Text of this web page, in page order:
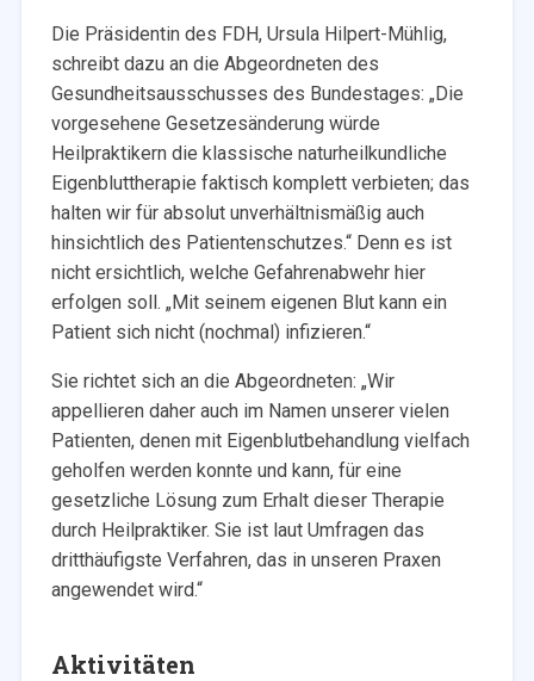
Die Präsidentin des FDH, Ursula Hilpert-Mühlig,
schreibt dazu an die Abgeordneten des
Gesundheitsausschusses des Bundestages: „Die
vorgesehene Gesetzesänderung würde
Heilpraktikern die klassische naturheilkundliche
Eigenbluttherapie faktisch komplett verbieten; das
halten wir für absolut unverhältnismäßig auch
hinsichtlich des Patientenschutzes.“ Denn es ist
nicht ersichtlich, welche Gefahrenabwehr hier
erfolgen soll. „Mit seinem eigenen Blut kann ein
Patient sich nicht (nochmal) infizieren.“
Sie richtet sich an die Abgeordneten: „Wir
appellieren daher auch im Namen unserer vielen
Patienten, denen mit Eigenblutbehandlung vielfach
geholfen werden konnte und kann, für eine
gesetzliche Lösung zum Erhalt dieser Therapie
durch Heilpraktiker. Sie ist laut Umfragen das
dritthäufigste Verfahren, das in unseren Praxen
angewendet wird.“
Aktivitäten